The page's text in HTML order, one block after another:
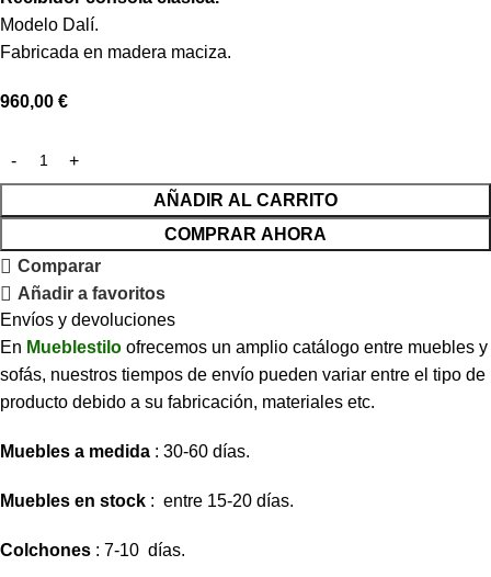
Modelo Dalí.
Fabricada en madera maciza.
960,00 €
AÑADIR AL CARRITO
COMPRAR AHORA
Comparar
Añadir a favoritos
Envíos y devoluciones
En Mueblestilo ofrecemos un amplio catálogo entre muebles y
sofás, nuestros tiempos de envío pueden variar entre el tipo de
producto debido a su fabricación, materiales etc.
Muebles a medida : 30-60 días.
Muebles en stock : entre 15-20 días.
Colchones : 7-10 días.